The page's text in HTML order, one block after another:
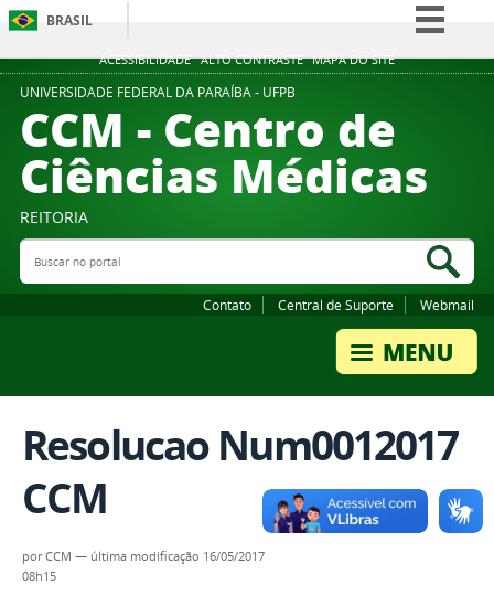
ACESSIBILIDADE ALTO CONTRASTE MAPA DO SITE
BRASIL
Simplifique!
Participe
Acesso à informação
Legislação
UNIVERSIDADE FEDERAL DA PARAÍBA - UFPB
CCM - Centro de
Ciências Médicas
REITORIA
Buscar no portal
Contato Central de Suporte Webmail
Resolucao Num0012017
CCM
porCCM — última modificação 16/05/2017
08h15